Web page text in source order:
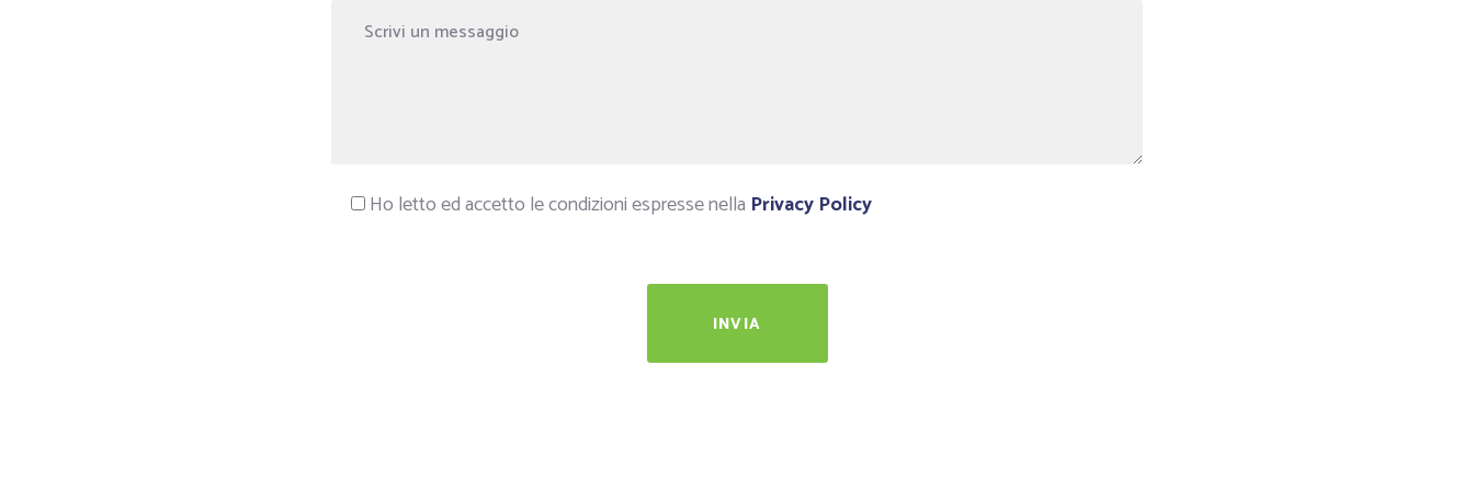
Ho letto ed accetto le condizioni espresse nella Privacy Policy
INVIA